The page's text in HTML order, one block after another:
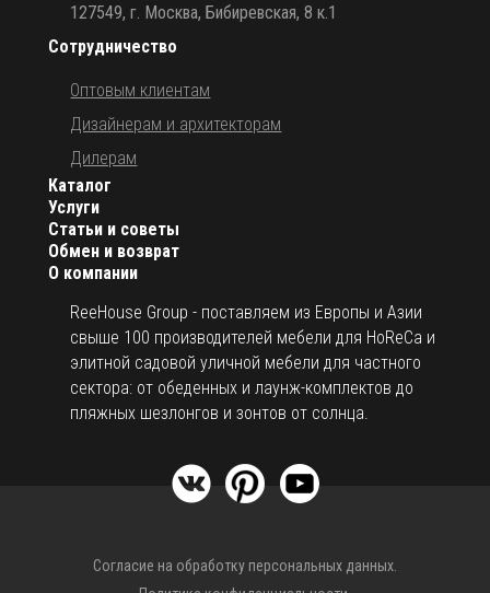
О компании
ReeHouse Group - поставляем из Европы и Азии
свыше 100 производителей мебели для HoReCa и
элитной садовой уличной мебели для частного
сектора: от обеденных и лаунж-комплектов до
пляжных шезлонгов и зонтов от солнца.
Каталог
Услуги
Статьи и советы
Обмен и возврат
Сотрудничество
Оптовым клиентам
Дизайнерам и архитекторам
Дилерам
127549, г. Москва, Бибиревская, 8 к.1
Согласие на обработку персональных данных.